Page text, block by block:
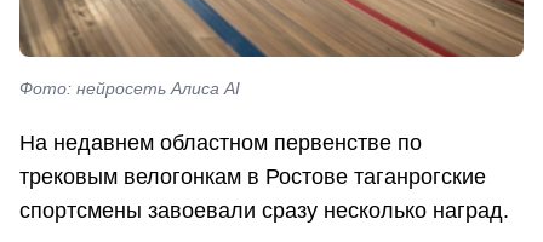
Фото: нейросеть Алиса AI
На недавнем областном первенстве по
трековым велогонкам в Ростове таганрогские
спортсмены завоевали сразу несколько наград.